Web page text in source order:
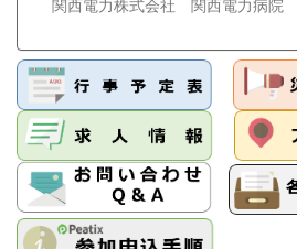
関西電力株式会社 関西電力病院